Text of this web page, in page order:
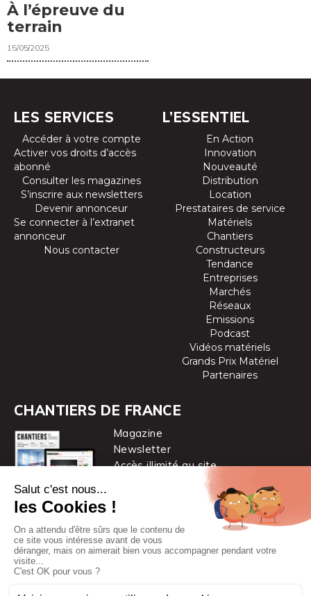
À l’épreuve du
terrain
15/05/2025
LES SERVICES
Accéder à votre compte
Activer vos droits d’accès
abonné
Consulter les magazines
S’inscrire aux newsletters
Devenir annonceur
Se connecter à l’extranet
annonceur
Nous contacter
L’ESSENTIEL
En Action
Innovation
Nouveauté
Distribution
Location
Prestataires de service
Matériels
Chantiers
Constructeurs
Tendance
Entreprises
Marchés
Réseaux
Emissions
Podcast
Vidéos matériels
Grands Prix Matériel
Partenaires
CHANTIERS DE FRANCE
Magazine
Newsletter
Accès illimité au site
Chantiers de France est une marque